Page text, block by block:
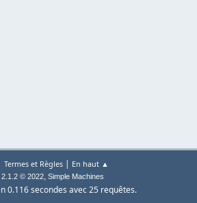
Termes et Règles| En haut ▲
2.1.2 © 2022, Simple Machines
0.116 secondes avec 25 requêtes.